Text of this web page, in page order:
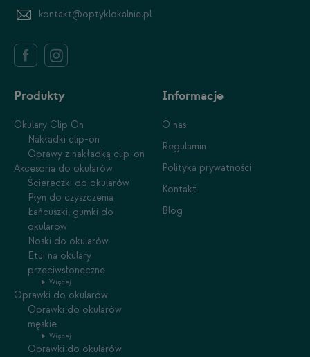
kontakt@optyklokalnie.pl
Produkty
Okulary Clip On
Nakładki clip-on
Oprawy z nakładką clip-on
Akcesoria do okularów
Ściereczki do okularów
Płyn do czyszczenia
Łańcuszki, gumki do
okularów
Noski do okularów
Etui na okulary
przeciwsłoneczne
Więcej
Oprawki do okularów
Oprawki do okularów
męskie
Więcej
Oprawki do okularów
Informacje
O nas
Regulamin
Polityka prywatności
Kontakt
Blog